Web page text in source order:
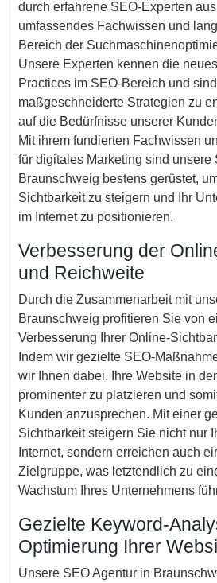
durch erfahrene SEO-Experten
umfassendes Fachwissen und
Bereich der
Unsere Experten kennen die
Practices im SEO-Bereich und
maßgeschneiderte Strategien zu
auf die Bedürfnisse unserer
Mit ihrem fundierten Fachwissen
für digitales Marketing sind unsere
Braunschweig bestens gerüstet,
Sichtbarkeit zu steigern und Ihr
im Internet zu positionieren.
Verbesserung der
und Reichweite
Durch die Zusammenarbeit mit
Braunschweig profitieren Sie von
Verbesserung Ihrer Online-
Indem wir gezielte SEO-
wir Ihnen dabei, Ihre Website in
prominenter zu platzieren und
Kunden anzusprechen. Mit einer
Sichtbarkeit steigern Sie nicht nur
Internet, sondern erreichen auch
Zielgruppe, was letztendlich zu
Wachstum Ihres Unternehmens
Gezielte Keyword-
Optimierung Ihrer
Unsere SEO Agentur in